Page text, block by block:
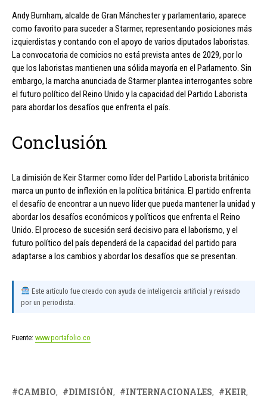
Andy Burnham, alcalde de Gran Mánchester y parlamentario, aparece
como favorito para suceder a Starmer, representando posiciones más
izquierdistas y contando con el apoyo de varios diputados laboristas.
La convocatoria de comicios no está prevista antes de 2029, por lo
que los laboristas mantienen una sólida mayoría en el Parlamento. Sin
embargo, la marcha anunciada de Starmer plantea interrogantes sobre
el futuro político del Reino Unido y la capacidad del Partido Laborista
para abordar los desafíos que enfrenta el país.
Conclusión
La dimisión de Keir Starmer como líder del Partido Laborista británico
marca un punto de inflexión en la política británica. El partido enfrenta
el desafío de encontrar a un nuevo líder que pueda mantener la unidad y
abordar los desafíos económicos y políticos que enfrenta el Reino
Unido. El proceso de sucesión será decisivo para el laborismo, y el
futuro político del país dependerá de la capacidad del partido para
adaptarse a los cambios y abordar los desafíos que se presentan.
Este artículo fue creado con ayuda de inteligencia artificial y revisado
por un periodista.
Fuente: www.portafolio.co
CAMBIO DIMISIÓN INTERNACIONALES
KEIR